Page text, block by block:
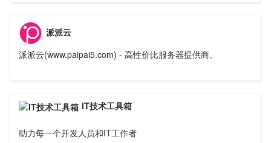
派派云
派派云(www.paipai5.com) - 高性价比服务器提供商。
IT技术工具箱
助力每一个开发人员和IT工作者